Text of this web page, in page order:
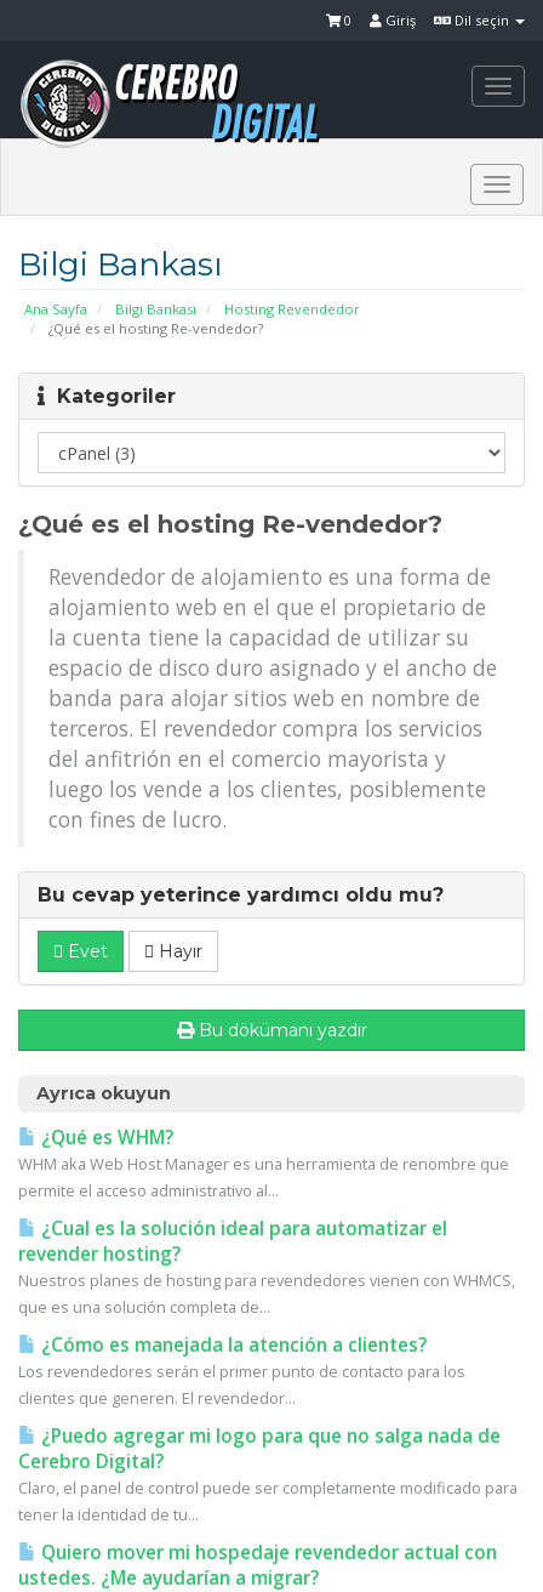
Dil seçin
Giriş
0
Bilgi Bankası
Ana Sayfa Bilgi Bankası
Hosting Revendedor
¿Qué es el hosting Re-vendedor?
Kategoriler
¿Qué es el hosting Re-vendedor?
Revendedor de alojamiento es una forma de
alojamiento web en el que el propietario de
la cuenta tiene la capacidad de utilizar su
espacio de disco duro asignado y el ancho de
banda para alojar sitios web en nombre de
terceros. El revendedor compra los servicios
del anfitrión en el comercio mayorista y
luego los vende a los clientes, posiblemente
con fines de lucro.
Bu cevap yeterince yardımcı oldu mu?
Evet Hayır
Bu dökümanı yazdır
Ayrıca okuyun
¿Qué es WHM?
WHM aka Web Host Manager es una herramienta de renombre que
permite el acceso administrativo al...
¿Cual es la solución ideal para automatizar el
revender hosting?
Nuestros planes de hosting para revendedores vienen con WHMCS,
que es una solución completa de...
¿Cómo es manejada la atención a clientes?
Los revendedores serán el primer punto de contacto para los
clientes que generen. El revendedor...
¿Puedo agregar mi logo para que no salga nada de
Cerebro Digital?
Claro, el panel de control puede ser completamente modificado para
tener la identidad de tu...
Quiero mover mi hospedaje revendedor actual con
ustedes. ¿Me ayudarían a migrar?